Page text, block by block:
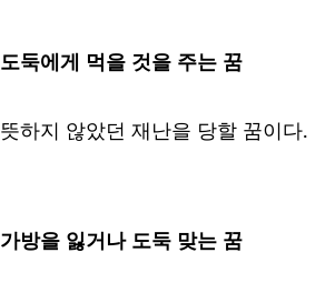
도둑에게 먹을 것을 주는 꿈
뜻하지 않았던 재난을 당할 꿈이다.
가방을 잃거나 도둑 맞는 꿈